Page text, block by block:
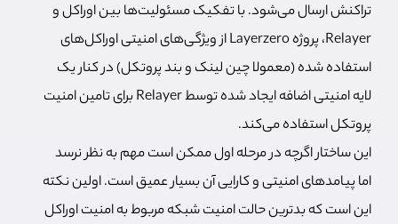
تراکنش ارسال می‌شود. با تفکیک مسئولیت‌ها بین اوراکل و
Relayer، پروژه Layerzero از ویژگی‌های امنیتی اوراکل‌های
استفاده شده (معمولا چین لینک و بند پروتکل) در کنار یک
لایه امنیتی اضافه ایجاد شده توسط Relayer برای تامین امنیت
پروتکل استفاده می‌کند.
این ساختار اگرچه در مرحله اول ممکن است مهم به نظر نرسد
اما پیامدهای امنیتی و کارایی آن بسیار عمیق است. اولین نکته
این است که بدترین حالت امنیت شبکه مربوط به امنیت اوراکل